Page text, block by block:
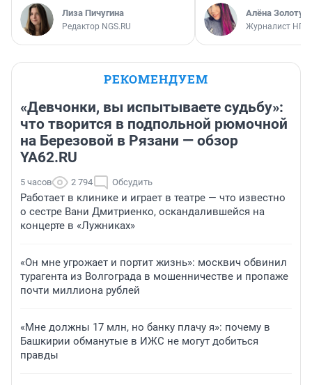
Лиза Пичугина
Редактор NGS.RU
Алёна
Журналист НГС
РЕКОМЕНДУЕМ
«Девчонки, вы испытываете судьбу»:
что творится в подпольной рюмочной
на Березовой в Рязани — обзор
YA62.RU
5 часов 2 794 Обсудить
Работает в клинике и играет в театре — что известно
о сестре Вани Дмитриенко, оскандалившейся на
концерте в «Лужниках»
«Он мне угрожает и портит жизнь»: москвич обвинил
турагента из Волгограда в мошенничестве и пропаже
почти миллиона рублей
«Мне должны 17 млн, но банку плачу я»: почему в
Башкирии обманутые в ИЖС не могут добиться
правды